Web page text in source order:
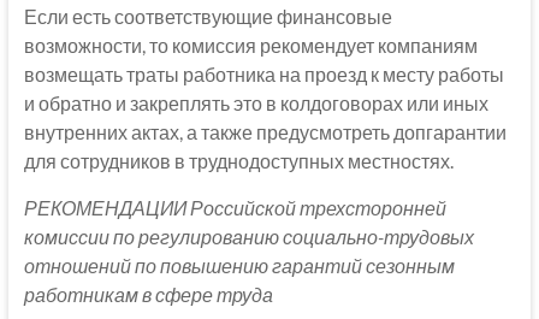
Если есть соответствующие финансовые
возможности, то комиссия рекомендует компаниям
возмещать траты работника на проезд к месту работы
и обратно и закреплять это в колдоговорах или иных
внутренних актах, а также предусмотреть допгарантии
для сотрудников в труднодоступных местностях.
РЕКОМЕНДАЦИИ Российской трехсторонней
комиссии по регулированию социально-трудовых
отношений по повышению гарантий сезонным
работникам в сфере труда